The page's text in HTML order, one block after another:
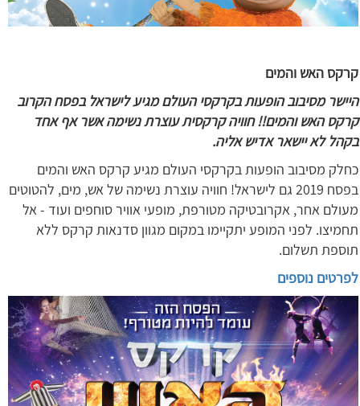
קרקס האש והמים
היישר מסיבוב הופעות בקרקסי העולם מגיע לישראל בפסח הקרוב
קרקס האש והמים!! חוויה קרקסית עוצרת נשימה אשר אף אחד
בקהל לא יישאר אדיש אליה.
כחלק מסיבוב הופעות בקרקסי העולם מגיע קרקס האש והמים
בפסח 2019 גם לישראל! חוויה עוצרת נשימה של אש, מים, להטוטים
מעולם אחר, אקרובטיקה מטורפת, מופעי אוויר סוחפים ועוד - אל
תחמיצו. לפני המופע יתקיימו במקום מגוון סדנאות קרקס ללא
תוספת תשלום.
לפרטים נוספים